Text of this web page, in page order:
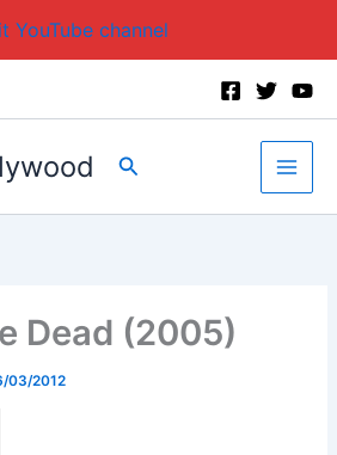
YouTube channel
Search
Dead (2005)
03/2012